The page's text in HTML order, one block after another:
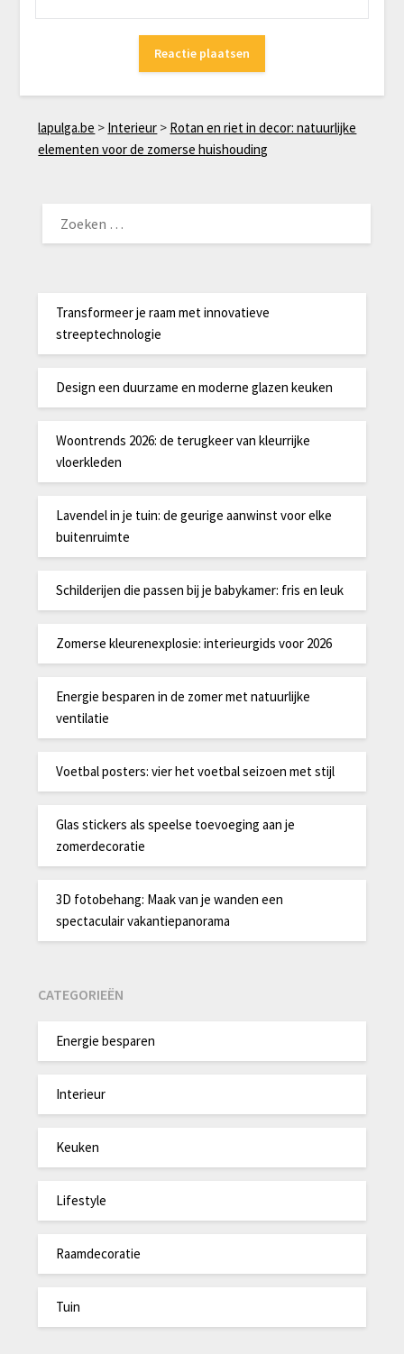
lapulga.be > Interieur > Rotan en riet in decor: natuurlijke
elementen voor de zomerse huishouding
NAAR:
Transformeer je raam met innovatieve
streeptechnologie
Design een duurzame en moderne glazen keuken
Woontrends 2026: de terugkeer van kleurrijke
vloerkleden
Lavendel in je tuin: de geurige aanwinst voor elke
buitenruimte
Schilderijen die passen bij je babykamer: fris en leuk
Zomerse kleurenexplosie: interieurgids voor 2026
Energie besparen in de zomer met natuurlijke
ventilatie
Voetbal posters: vier het voetbal seizoen met stijl
Glas stickers als speelse toevoeging aan je
zomerdecoratie
3D fotobehang: Maak van je wanden een
spectaculair vakantiepanorama
CATEGORIEËN
Energie besparen
Interieur
Keuken
Lifestyle
Raamdecoratie
Tuin